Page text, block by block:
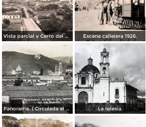
Vista parcial y Cerro del Borrego Escena callejera 1926.
Panorama. ( Circulada el 3 de Noviembre de 1929 ). La Iglesia.